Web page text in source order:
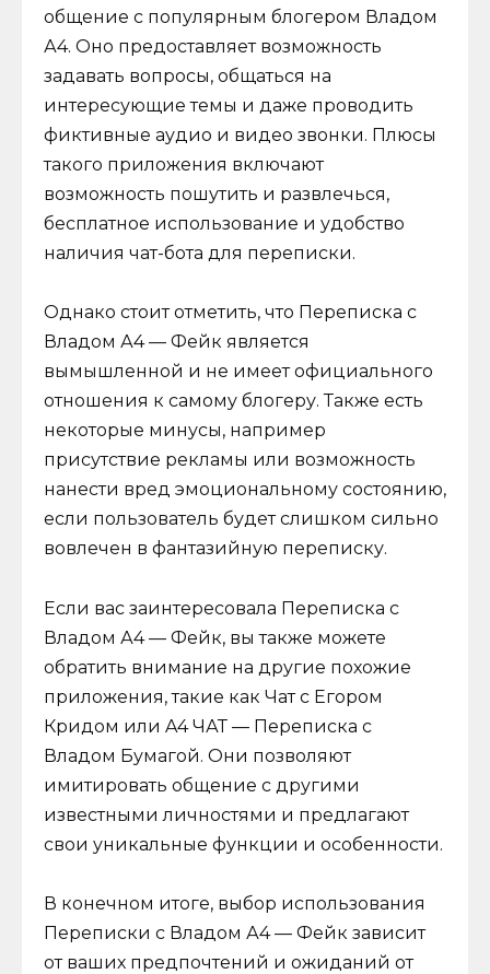
общение с популярным блогером Владом
А4. Оно предоставляет возможность
задавать вопросы, общаться на
интересующие темы и даже проводить
фиктивные аудио и видео звонки. Плюсы
такого приложения включают
возможность пошутить и развлечься,
бесплатное использование и удобство
наличия чат-бота для переписки.
Однако стоит отметить, что Переписка с
Владом А4 — Фейк является
вымышленной и не имеет официального
отношения к самому блогеру. Также есть
некоторые минусы, например
присутствие рекламы или возможность
нанести вред эмоциональному состоянию,
если пользователь будет слишком сильно
вовлечен в фантазийную переписку.
Если вас заинтересовала Переписка с
Владом А4 — Фейк, вы также можете
обратить внимание на другие похожие
приложения, такие как Чат с Егором
Кридом или A4 ЧАТ — Переписка с
Владом Бумагой. Они позволяют
имитировать общение с другими
известными личностями и предлагают
свои уникальные функции и особенности.
В конечном итоге, выбор использования
Переписки с Владом А4 — Фейк зависит
от ваших предпочтений и ожиданий от